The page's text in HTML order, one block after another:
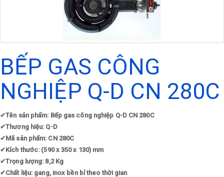
BẾP GAS CÔNG
NGHIỆP Q-D CN 280C
✔Tên sản phẩm: Bếp gas công nghiệp Q-D CN 280C
✔Thương hiệu: Q-D
✔Mã sản phẩm: CN 280C
✔Kích thước: (590 x 350 x 130) mm
✔Trọng lượng: 8,2 Kg
✔Chất liệu: gang, inox bền bỉ theo thời gian